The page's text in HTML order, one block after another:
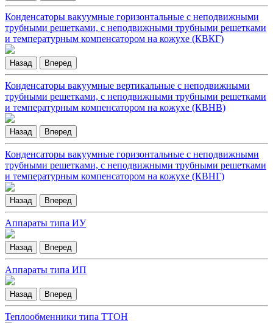
Конденсаторы вакуумные горизонтальные с неподвижными
трубными решетками, с неподвижными трубными решетками
и температурным компенсатором на кожухе (КВКГ)
Назад Вперед
Конденсаторы вакуумные вертикальные с неподвижными
трубными решетками, с неподвижными трубными решетками
и температурным компенсатором на кожухе (КВНВ)
Назад Вперед
Конденсаторы вакуумные горизонтальные с неподвижными
трубными решетками, с неподвижными трубными решетками
и температурным компенсатором на кожухе (КВНГ)
Назад Вперед
Аппараты типа ИУ
Назад Вперед
Аппараты типа ИП
Назад Вперед
Теплообменники типа ТТОН